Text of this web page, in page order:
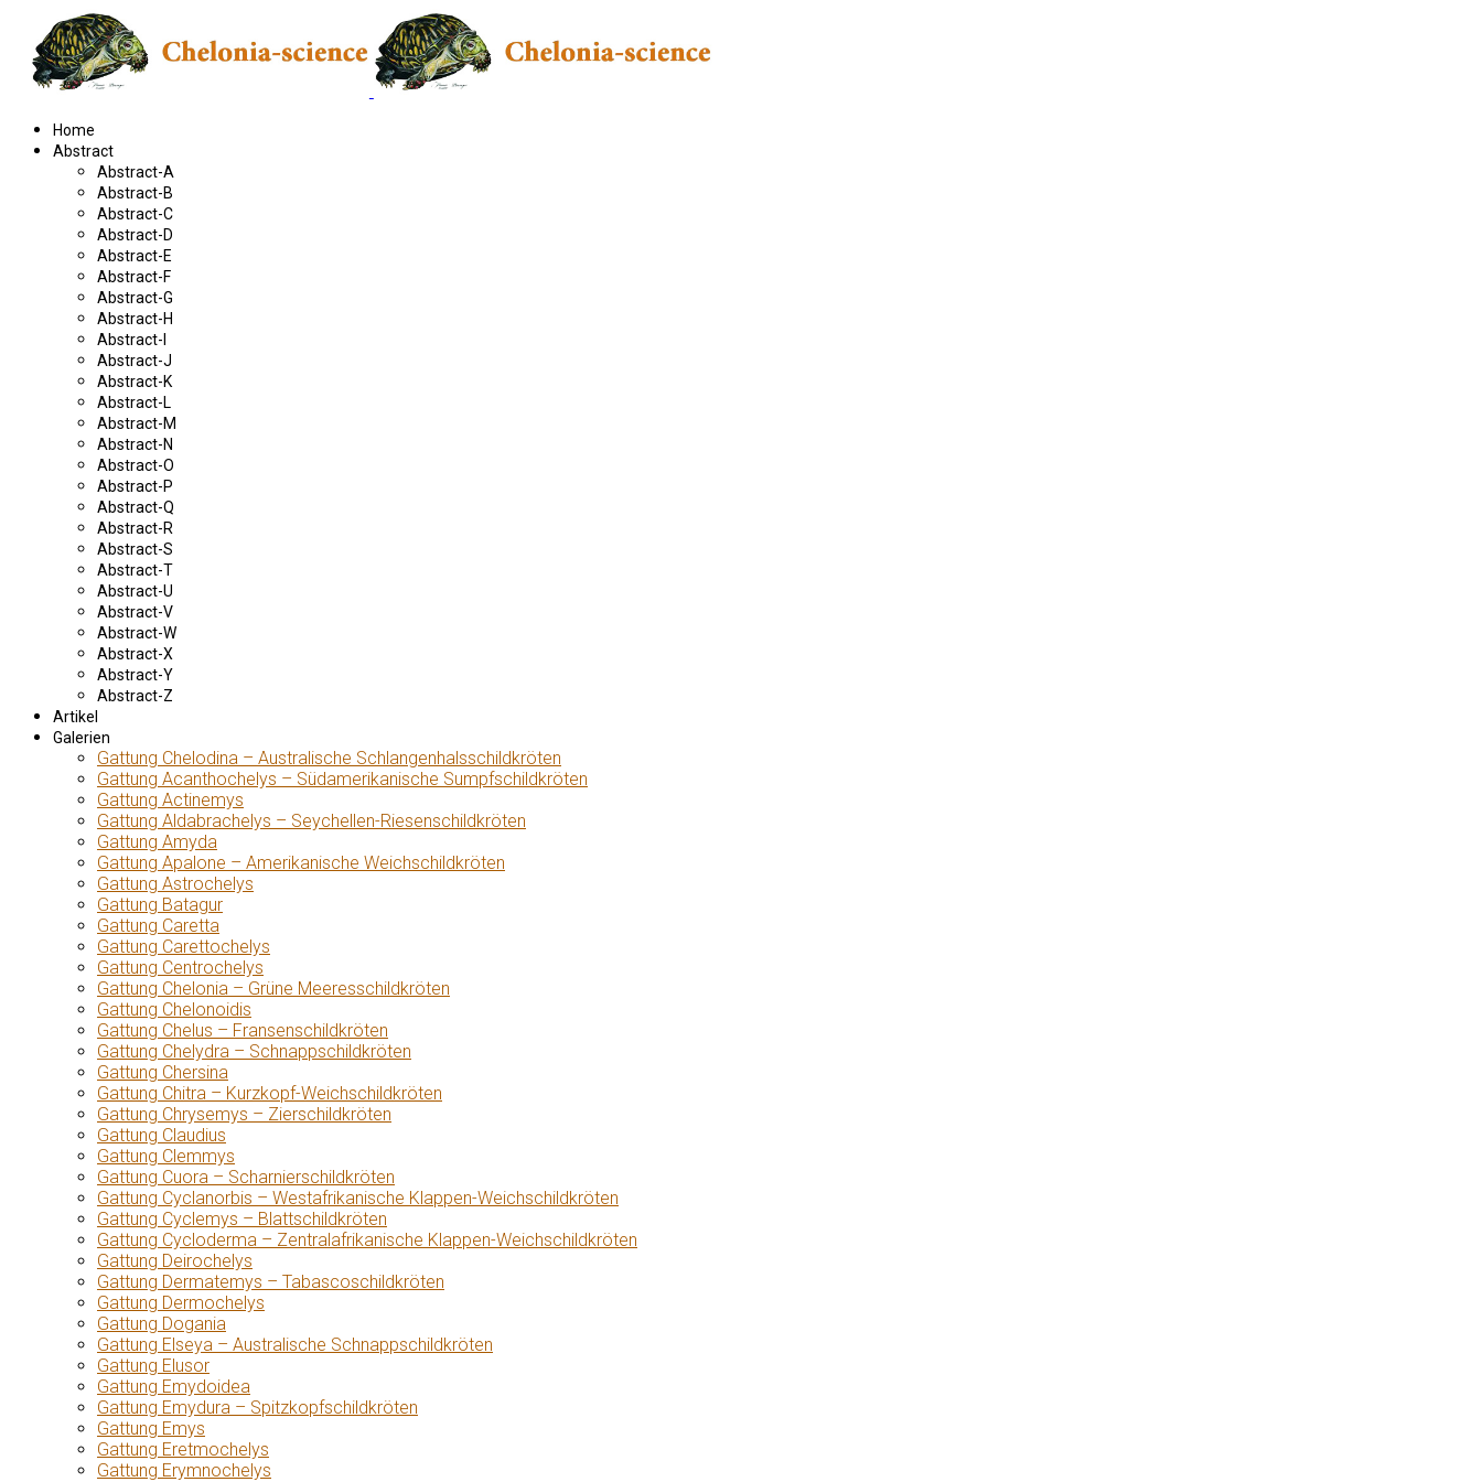
Home
Abstract
Abstract-A
Abstract-B
Abstract-C
Abstract-D
Abstract-E
Abstract-F
Abstract-G
Abstract-H
Abstract-I
Abstract-J
Abstract-K
Abstract-L
Abstract-M
Abstract-N
Abstract-O
Abstract-P
Abstract-Q
Abstract-R
Abstract-S
Abstract-T
Abstract-U
Abstract-V
Abstract-W
Abstract-X
Abstract-Y
Abstract-Z
Artikel
Galerien
Gattung Chelodina – Australische Schlangenhalsschildkröten
Gattung Acanthochelys – Südamerikanische Sumpfschildkröten
Gattung Actinemys
Gattung Aldabrachelys – Seychellen-Riesenschildkröten
Gattung Amyda
Gattung Apalone – Amerikanische Weichschildkröten
Gattung Astrochelys
Gattung Batagur
Gattung Caretta
Gattung Carettochelys
Gattung Centrochelys
Gattung Chelonia – Grüne Meeresschildkröten
Gattung Chelonoidis
Gattung Chelus – Fransenschildkröten
Gattung Chelydra – Schnappschildkröten
Gattung Chersina
Gattung Chitra – Kurzkopf-Weichschildkröten
Gattung Chrysemys – Zierschildkröten
Gattung Claudius
Gattung Clemmys
Gattung Cuora – Scharnierschildkröten
Gattung Cyclanorbis – Westafrikanische Klappen-Weichschildkröten
Gattung Cyclemys – Blattschildkröten
Gattung Cycloderma – Zentralafrikanische Klappen-Weichschildkröten
Gattung Deirochelys
Gattung Dermatemys – Tabascoschildkröten
Gattung Dermochelys
Gattung Dogania
Gattung Elseya – Australische Schnappschildkröten
Gattung Elusor
Gattung Emydoidea
Gattung Emydura – Spitzkopfschildkröten
Gattung Emys
Gattung Eretmochelys
Gattung Erymnochelys